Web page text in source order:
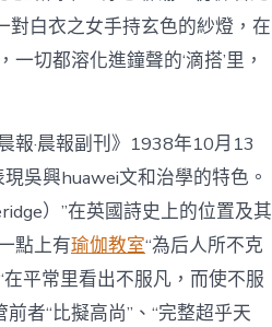
對白衣之女手持玄色的紗燈，在
切都溶化進鐘聲的‘滴搭’里，
報·晨報副刊》1938年10月13
吳興huawei文和治學的特色。
）”在英國詩史上的位置及其
點上有瑜伽教室“為后人所不克
在平常里看出不服凡，而使不服
者“比擬高尚”、“完整超乎天